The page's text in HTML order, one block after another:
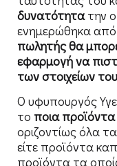
δυνατότητατην
ενημερώθηκα από
πωλητής θα
εφαρμογή να
των στοιχείων του
Ο υφυπουργός
το ποια
οριζοντίως όλα
είτε προϊόντα
προϊόντα τα